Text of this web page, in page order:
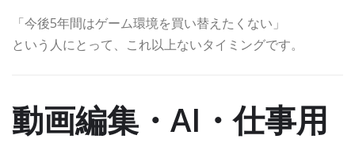
「今後5年間はゲーム環境を買い替えたくない」
という人にとって、これ以上ないタイミングです。
動画編集・AI・仕事用